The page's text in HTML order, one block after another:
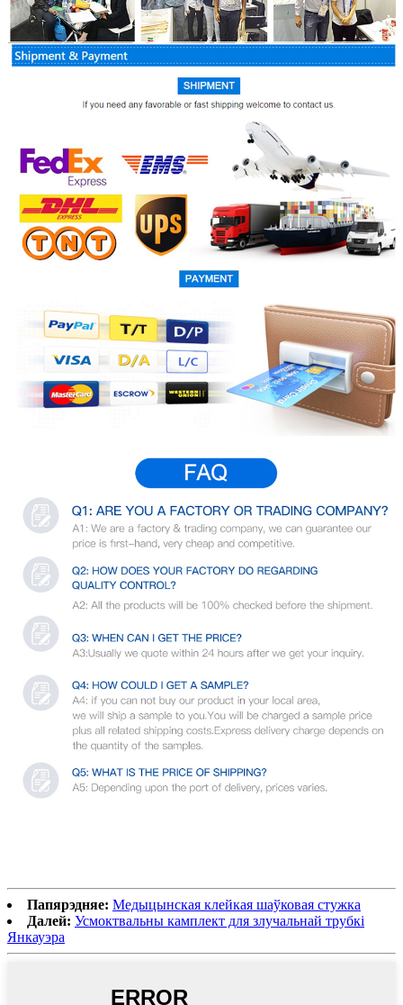
Папярэдняе: Медыцынская клейкая шаўковая стужка
Далей: Усмоктвальны камплект для злучальнай трубкі
Янкауэра